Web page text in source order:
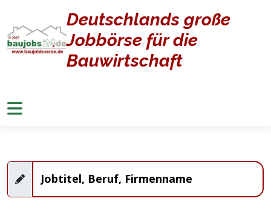
Deutschlands große
Jobbörse für die
Bauwirtschaft
Jobangebote
Home
Stellenangebote